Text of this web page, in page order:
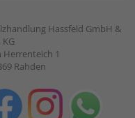
Hassfeld GmbH &
KG
Herrenteich 1
Rahden